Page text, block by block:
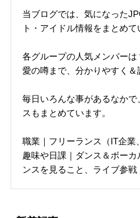
当ブログでは、気になった
ト・アイドル情報をまとめて
各グループの人気メンバー
愛の噂まで、分かりやすく＆
毎日いろんな事があるなか
スもまとめています。
職業｜フリーランス（IT企業
趣味や日課｜ダンス＆ボー
ンスを見ること、ライブ参戦